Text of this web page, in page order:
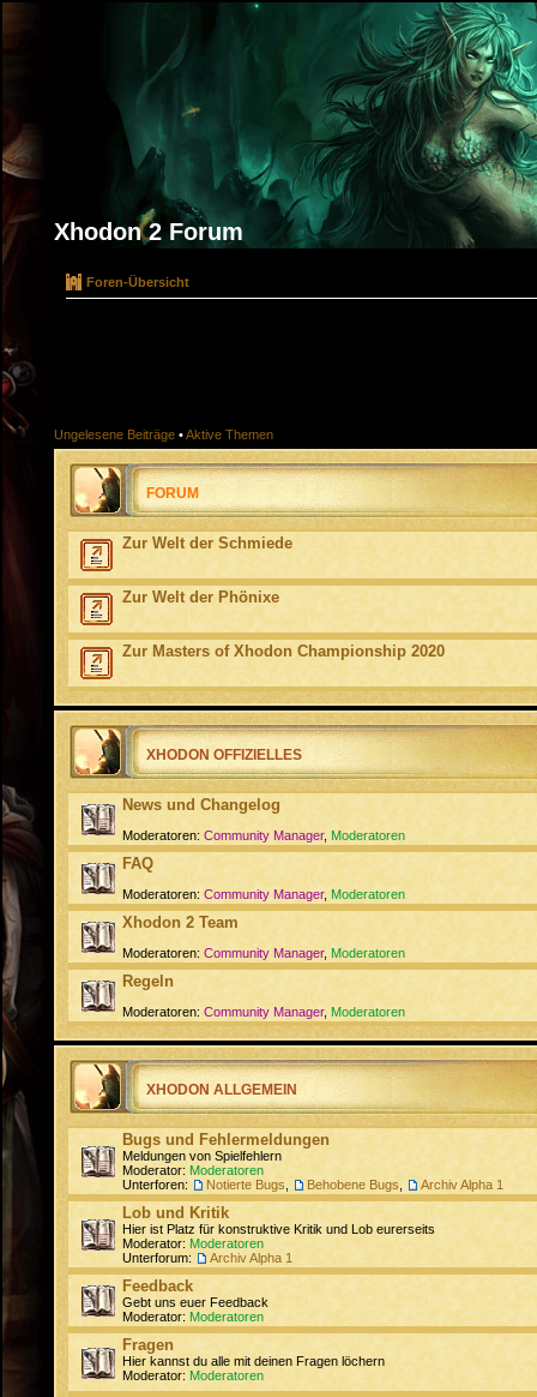
Xhodon 2 Forum
Foren-Übersicht
Ungelesene Beiträge •Aktive Themen
FORUM
Zur Welt der Schmiede
Zur Welt der Phönixe
Zur Masters of Xhodon Championship 2020
XHODON OFFIZIELLES
News und Changelog
Moderatoren: Community Manager, Moderatoren
FAQ
Moderatoren: Community Manager, Moderatoren
Xhodon 2 Team
Moderatoren: Community Manager, Moderatoren
Regeln
Moderatoren: Community Manager, Moderatoren
XHODON ALLGEMEIN
Bugs und Fehlermeldungen
Meldungen von Spielfehlern
Moderator: Moderatoren
Unterforen:
Notierte Bugs , Behobene Bugs Archiv Alpha 1
Lob und Kritik
Hier ist Platz für konstruktive Kritik und Lob eurerseits
Moderator: Moderatoren
Unterforum:
Archiv Alpha 1
Feedback
Gebt uns euer Feedback
Moderator: Moderatoren
Fragen
Hier kannst du alle mit deinen Fragen löchern
Moderator: Moderatoren